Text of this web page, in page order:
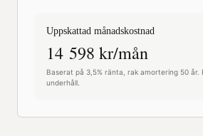
Uppskattad månadskostnad
14 598 kr/mån
Baserat på 3,5% ränta, rak amortering 50 år.
underhåll.